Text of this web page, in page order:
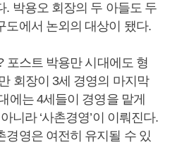
. 박용오 회장의 두 아들도 두
도에서 논외의 대상이 됐다.
포스트 박용만 시대에도 형
회장이 3세 경영의 마지막
에는 4세들이 경영을 맡게
니라 ‘사촌경영’이 이뤄진다.
경영은 여전히 유지될 수 있